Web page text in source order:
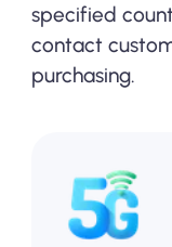
specified
contact
purchasing.